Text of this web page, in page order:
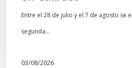
Entre el 28 de julio y el 7 de agosto se
segunda…
03/08/2026